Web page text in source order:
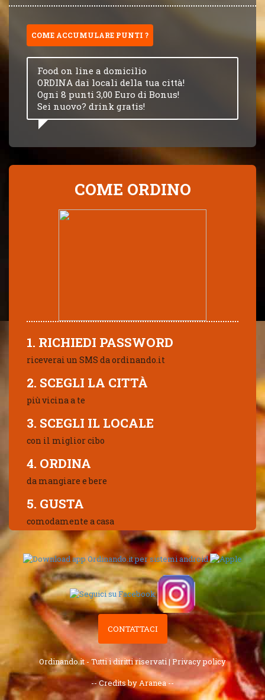
COME ACCUMULARE PUNTI ?
Food on line a domicilio
ORDINA dai locali della tua città!
Ogni 8 punti 3,00 Euro di Bonus!
Sei nuovo? drink gratis!
COME ORDINO
1. RICHIEDI PASSWORD
riceverai un SMS da ordinando.it
2. SCEGLI LA CITTÀ
più vicina a te
3. SCEGLI IL LOCALE
con il miglior cibo
4. ORDINA
da mangiare e bere
5. GUSTA
comodamente a casa
CONTATTACI
Ordinando.it - Tutti i diritti riservati | Privacy policy
-- Credits by Aranea --